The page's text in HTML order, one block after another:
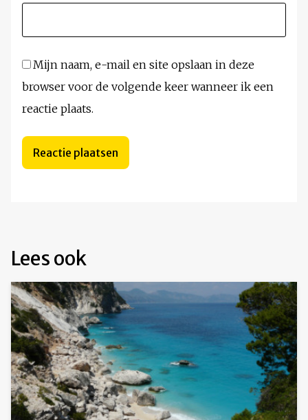
Mijn naam, e-mail en site opslaan in deze
browser voor de volgende keer wanneer ik een
reactie plaats.
Lees ook